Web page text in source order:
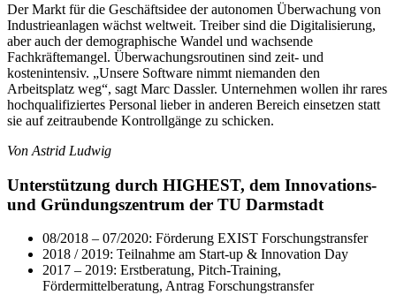
Der Markt für die Geschäftsidee der autonomen Überwachung von
Industrieanlagen wächst weltweit. Treiber sind die Digitalisierung,
aber auch der demographische Wandel und wachsende
Fachkräftemangel. Überwachungsroutinen sind zeit- und
kostenintensiv. „Unsere Software nimmt niemanden den
Arbeitsplatz weg“, sagt Marc Dassler. Unternehmen wollen ihr rares
hochqualifiziertes Personal lieber in anderen Bereich einsetzen statt
sie auf zeitraubende Kontrollgänge zu schicken.
Von Astrid Ludwig
Unterstützung durch HIGHEST, dem Innovations-
und Gründungszentrum der TU Darmstadt
08/2018 – 07/2020: Förderung EXIST Forschungstransfer
2018 / 2019: Teilnahme am Start-up & Innovation Day
2017 – 2019: Erstberatung, Pitch-Training,
Fördermittelberatung, Antrag Forschungstransfer